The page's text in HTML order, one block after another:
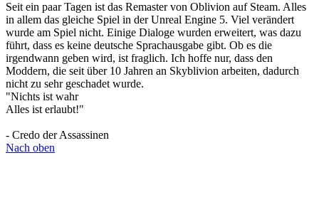
Seit ein paar Tagen ist das Remaster von Oblivion auf Steam. Alles
in allem das gleiche Spiel in der Unreal Engine 5. Viel verändert
wurde am Spiel nicht. Einige Dialoge wurden erweitert, was dazu
führt, dass es keine deutsche Sprachausgabe gibt. Ob es die
irgendwann geben wird, ist fraglich. Ich hoffe nur, dass den
Moddern, die seit über 10 Jahren an Skyblivion arbeiten, dadurch
nicht zu sehr geschadet wurde.
"Nichts ist wahr
Alles ist erlaubt!"
- Credo der Assassinen
Nach oben